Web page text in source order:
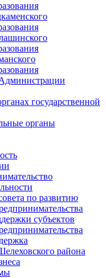
государственной
органы
по развитию
субъектов
района